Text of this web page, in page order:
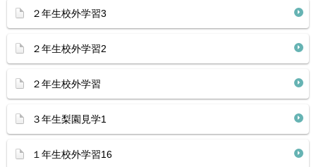
２年生校外学習3
２年生校外学習2
２年生校外学習
３年生梨園見学1
１年生校外学習16